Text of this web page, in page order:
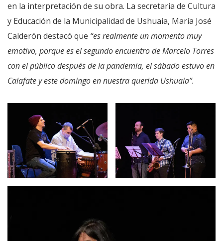
en la interpretación de su obra. La secretaria de Cultura
y Educación de la Municipalidad de Ushuaia, María José
Calderón destacó que “es realmente un momento muy
emotivo, porque es el segundo encuentro de Marcelo Torres
con el público después de la pandemia, el sábado estuvo en
Calafate y este domingo en nuestra querida Ushuaia”.